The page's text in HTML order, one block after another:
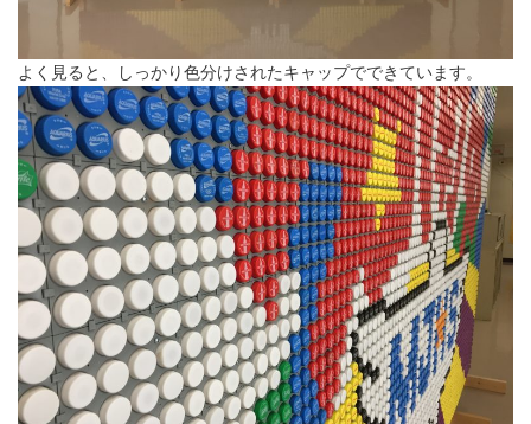
よく見ると、しっかり色分けされたキャップでできています。